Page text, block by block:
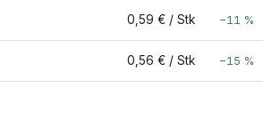
0,59 € / Stk −11 %
0,56 € / Stk −15 %